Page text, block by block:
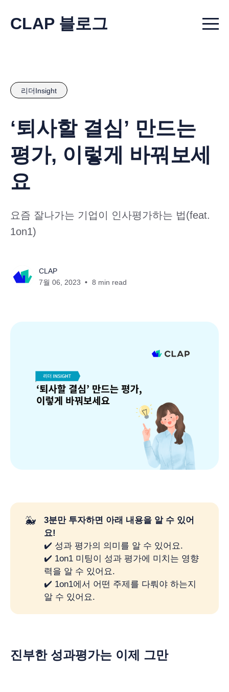
CLAP 블로그 Menu
리더Insight
‘퇴사할 결심’ 만드는
평가, 이렇게 바꿔보세
요
요즘 잘나가는 기업이 인사평가하는 법(feat.
1on1)
CLAP
7월 06, 2023
8 min read
🐳
3분만 투자하면 아래 내용을 알 수 있어
요!
✔️ 성과 평가의 의미를 알 수 있어요.
✔️ 1on1 미팅이 성과 평가에 미치는 영향
력을 알 수 있어요.
✔️ 1on1에서 어떤 주제를 다뤄야 하는지
알 수 있어요.
진부한 성과평가는 이제 그만